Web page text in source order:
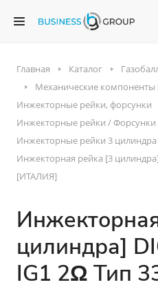
Главная Каталог
Механические
Инжекторные рейки, форсунки
Инжекторные рейки / Форсунки
Инжекторные рейки 3 цилиндра
Инжекторная рейка [3
[ИТАЛИЯ]
цилиндра]
IG1 2Ω Тип